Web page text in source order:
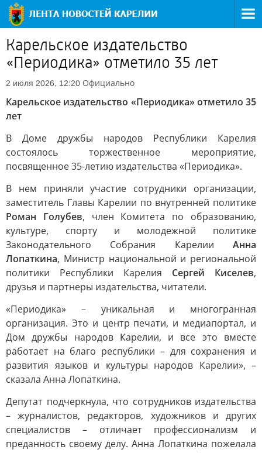
Карельское издательство
«Периодика» отметило 35 лет
2 июля 2026, 12:20 Официально
Карельское издательство «Периодика» отметило 35
лет
В Доме дружбы народов Республики Карелия
состоялось торжественное мероприятие,
посвященное 35-летию издательства «Периодика».
В нем приняли участие сотрудники организации,
заместитель Главы Карелии по внутренней политике
Роман Голубев, член Комитета по образованию,
культуре, спорту и молодежной политике
Законодательного Собрания Карелии Анна
Лопаткина, Министр национальной и региональной
политики Республики Карелия Сергей Киселев,
друзья и партнеры издательства, читатели.
«Периодика» – уникальная и многогранная
организация. Это и центр печати, и медиапортал, и
Дом дружбы народов Карелии, и все это вместе
работает на благо республики – для сохранения и
развития языков и культуры народов Карелии», –
сказала Анна Лопаткина.
Депутат подчеркнула, что сотрудников издательства
– журналистов, редакторов, художников и других
специалистов – отличает профессионализм и
преданность своему делу. Анна Лопаткина пожелала